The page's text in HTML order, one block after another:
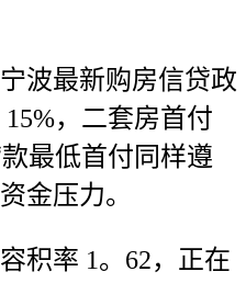
最新购房信贷政
，二套房首付
最低首付同样遵
金压力。
率 1。62，正在